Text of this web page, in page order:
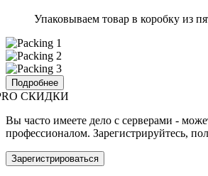
Упаковываем товар в коробку из
Подробнее
СКИДКИ
Вы часто имеете дело с серверами -
профессионалом. Зарегистрируйтесь,
Зарегистрироваться